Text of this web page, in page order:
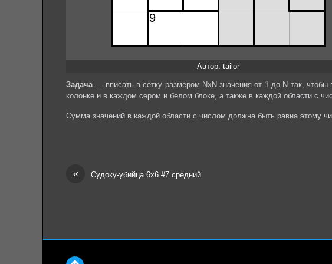
Автор: tailor
Задача — вписать в сетку размером NхN значения от 1 до N так,
колонке и в каждом сером и белом блоке, а также в каждой области с
Сумма значений в каждой области с числом должна быть равна этому
« Судоку-убийца 6х6 #7 средний